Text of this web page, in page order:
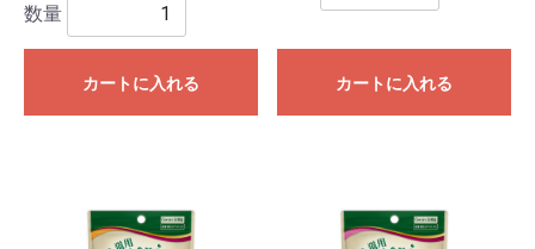
数量
カートに入れる カートに入れる